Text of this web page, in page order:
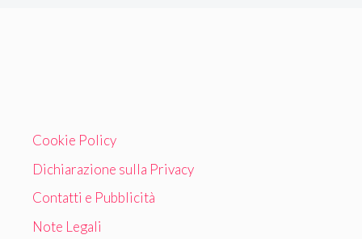
Cookie Policy
Dichiarazione sulla Privacy
Contatti e Pubblicità
Note Legali